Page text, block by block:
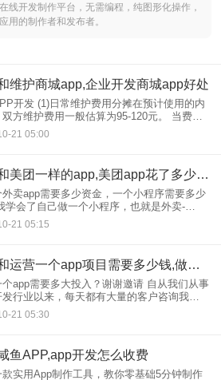
线开发制作平台，无需编程，纯图形化操作，
用的制作者和发布者。
维护商城app,企业开发商城app好处
开发 (1)日常维护费用分摊在预计使用的内
方维护费用一般估算为95-120元。 当费用
维护时，可以看出费用的维护量与费用未
维护量成正比。此时，预算80-100元的
21 05:00
开发和美团一样的app,美团app花了多少钱做的
卖app需要多少资金，一个小程序需要多少
学会了自己做一个小程序，也就是外卖-
自己做。我不需要额外的电脑，我有
印机系统，只要你在你的店里买一台云打
21 05:15
开发和运营一个app项目需要多少钱,做一个运营的App多少钱
需要多大投入？谢谢邀请 自从我们从事
发行业以来，每天都有大量的客户咨询我
大多数是企业家、公司，的项目经理和各
领导人。联系了这么多想做APP的客户，
21 05:30
鱼APP,app开发怎么收费
实用App制作工具，教你零基础5分钟制作